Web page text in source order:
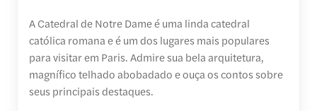
A Catedral de Notre Dame é uma linda catedral
católica romana e é um dos lugares mais populares
para visitar em Paris. Admire sua bela arquitetura,
magnífico telhado abobadado e ouça os contos sobre
seus principais destaques.